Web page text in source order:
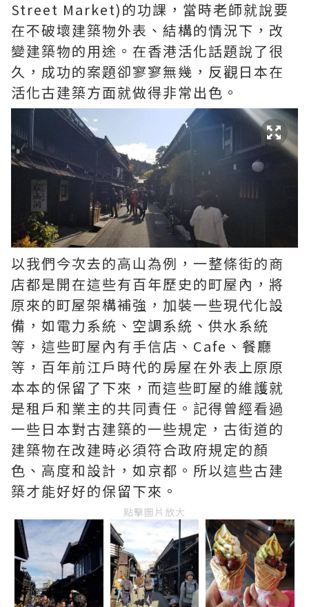
Street Market)的功課，當時老師就說要
在不破壞建築物外表、結構的情況下，改
變建築物的用途。在香港活化話題說了很
久，成功的案題卻寥寥無幾，反觀日本在
活化古建築方面就做得非常出色。
以我們今次去的高山為例，一整條街的商
店都是開在這些有百年歷史的町屋內，將
原來的町屋架構補強，加裝一些現代化設
備，如電力系統、空調系統、供水系統
等，這些町屋內有手信店、Cafe、餐廳
等，百年前江戶時代的房屋在外表上原原
本本的保留了下來，而這些町屋的維護就
是租戶和業主的共同責任。記得曾經看過
一些日本對古建築的一些規定，古街道的
建築物在改建時必須符合政府規定的顏
色、高度和設計，如京都。所以這些古建
築才能好好的保留下來。
點擊圖片放大